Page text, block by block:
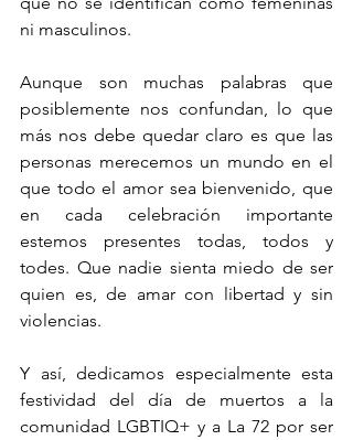
ni masculinos.
Aunque son muchas palabras que
posiblemente nos confundan, lo que
más nos debe quedar claro es que las
personas merecemos un mundo en el
que todo el amor sea bienvenido, que
en cada celebración importante
estemos presentes todas, todos y
todes. Que nadie sienta miedo de ser
quien es, de amar con libertad y sin
violencias.
Y así, dedicamos especialmente esta
festividad del día de muertos a la
comunidad LGBTIQ+ y a La 72 por ser